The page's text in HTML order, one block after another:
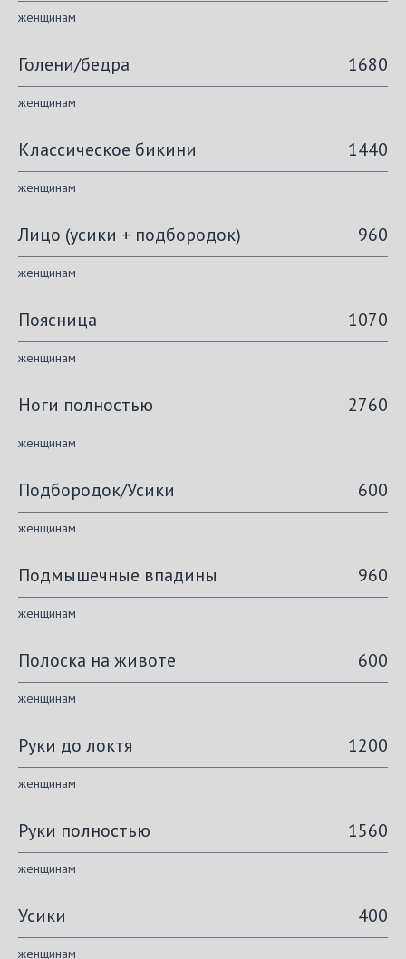
женщинам
Голени/бедра 1680
женщинам
Классическое бикини 1440
женщинам
Лицо (усики + подбородок) 960
женщинам
Поясница 1070
женщинам
Ноги полностью 2760
женщинам
Подбородок/Усики 600
женщинам
Подмышечные впадины 960
женщинам
Полоска на животе 600
женщинам
Руки до локтя 1200
женщинам
Руки полностью 1560
женщинам
Усики 400
женщинам